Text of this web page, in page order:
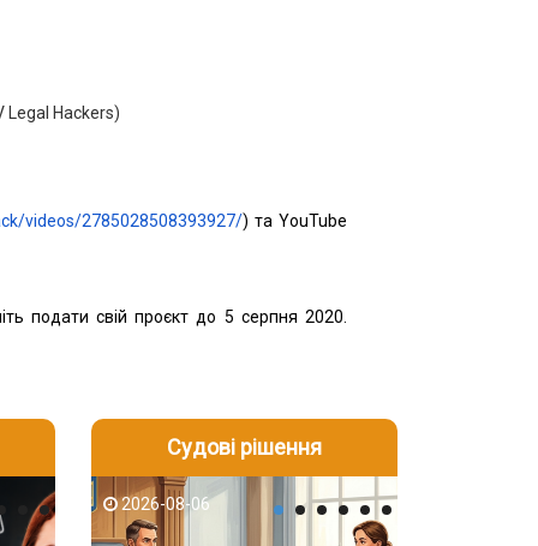
Legal Hackers)
videos/2785028508393927/) та YouTube
подати свій проєкт до 5 серпня 2020.
2026-08-05 2026-08-05
2026-08-03 2026-08-03
2026-08-06 2026-08-06
Судові рішення
2026-08-06